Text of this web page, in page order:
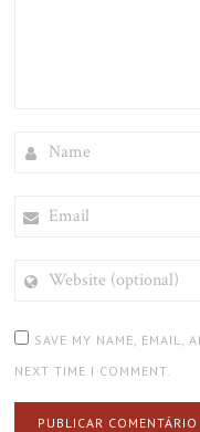
(OPTIONAL)
SAVE MY NAME, EMAIL,
NEXT TIME I COMMENT.